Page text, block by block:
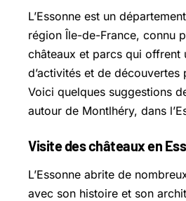
L’Essonne est un
région Île-de-France, connu
châteaux et parcs qui offrent
d’activités et de découvertes
Voici quelques suggestions
autour de Montlhéry, dans
Visite des châteaux en
L’Essonne abrite de
avec son histoire et son